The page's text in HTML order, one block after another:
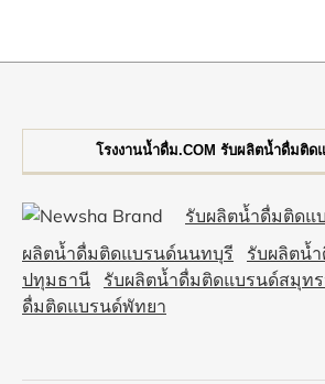
โรงงานน้ำดื่ม.COM รับผลิตน้ำดื่มติด
รับผลิตน้ำดื่มติดแ
ผลิตน้ำดื่มติดแบรนด์นนทบุรี
รับผลิตน้
ปทุมธานี
รับผลิตน้ำดื่มติดแบรนด์สมุทร
ดื่มติดแบรนด์พัทยา